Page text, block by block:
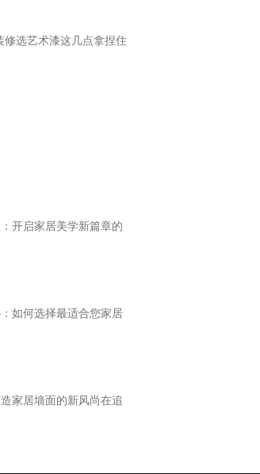
选艺术漆这几点拿捏住
营销战”愈演愈烈，打开
2023年口碑品牌深度盘
开启家居美学新篇章的
如何选择最适合您家居
家居墙面的新风尚在追